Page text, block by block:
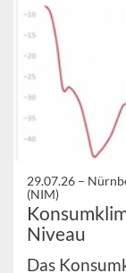
29.07.26 –
(NIM)
Niveau
Das